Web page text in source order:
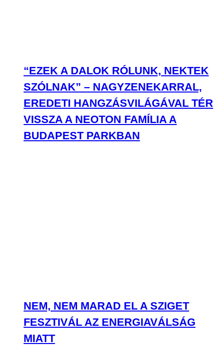
“EZEK A DALOK RÓLUNK, NEKTEK
SZÓLNAK” – NAGYZENEKARRAL,
EREDETI HANGZÁSVILÁGÁVAL TÉR
VISSZA A NEOTON FAMÍLIA A
BUDAPEST PARKBAN
NEM, NEM MARAD EL A SZIGET
FESZTIVÁL AZ ENERGIAVÁLSÁG
MIATT